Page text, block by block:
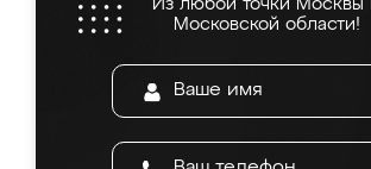
Из любой точки Москвы
Московской области!